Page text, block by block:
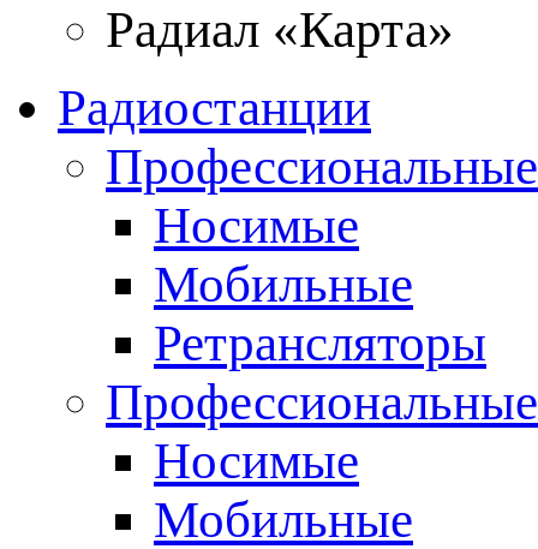
Радиал «Карта»
Радиостанции
Носимые
Мобильные
Ретрансляторы
Носимые
Мобильные